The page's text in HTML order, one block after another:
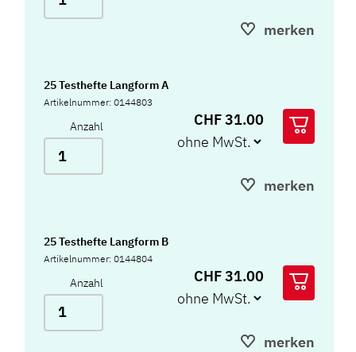
merken
25 Testhefte Langform A
Artikelnummer: 0144803
Anzahl CHF 31.00
merken
25 Testhefte Langform B
Artikelnummer: 0144804
Anzahl CHF 31.00
merken